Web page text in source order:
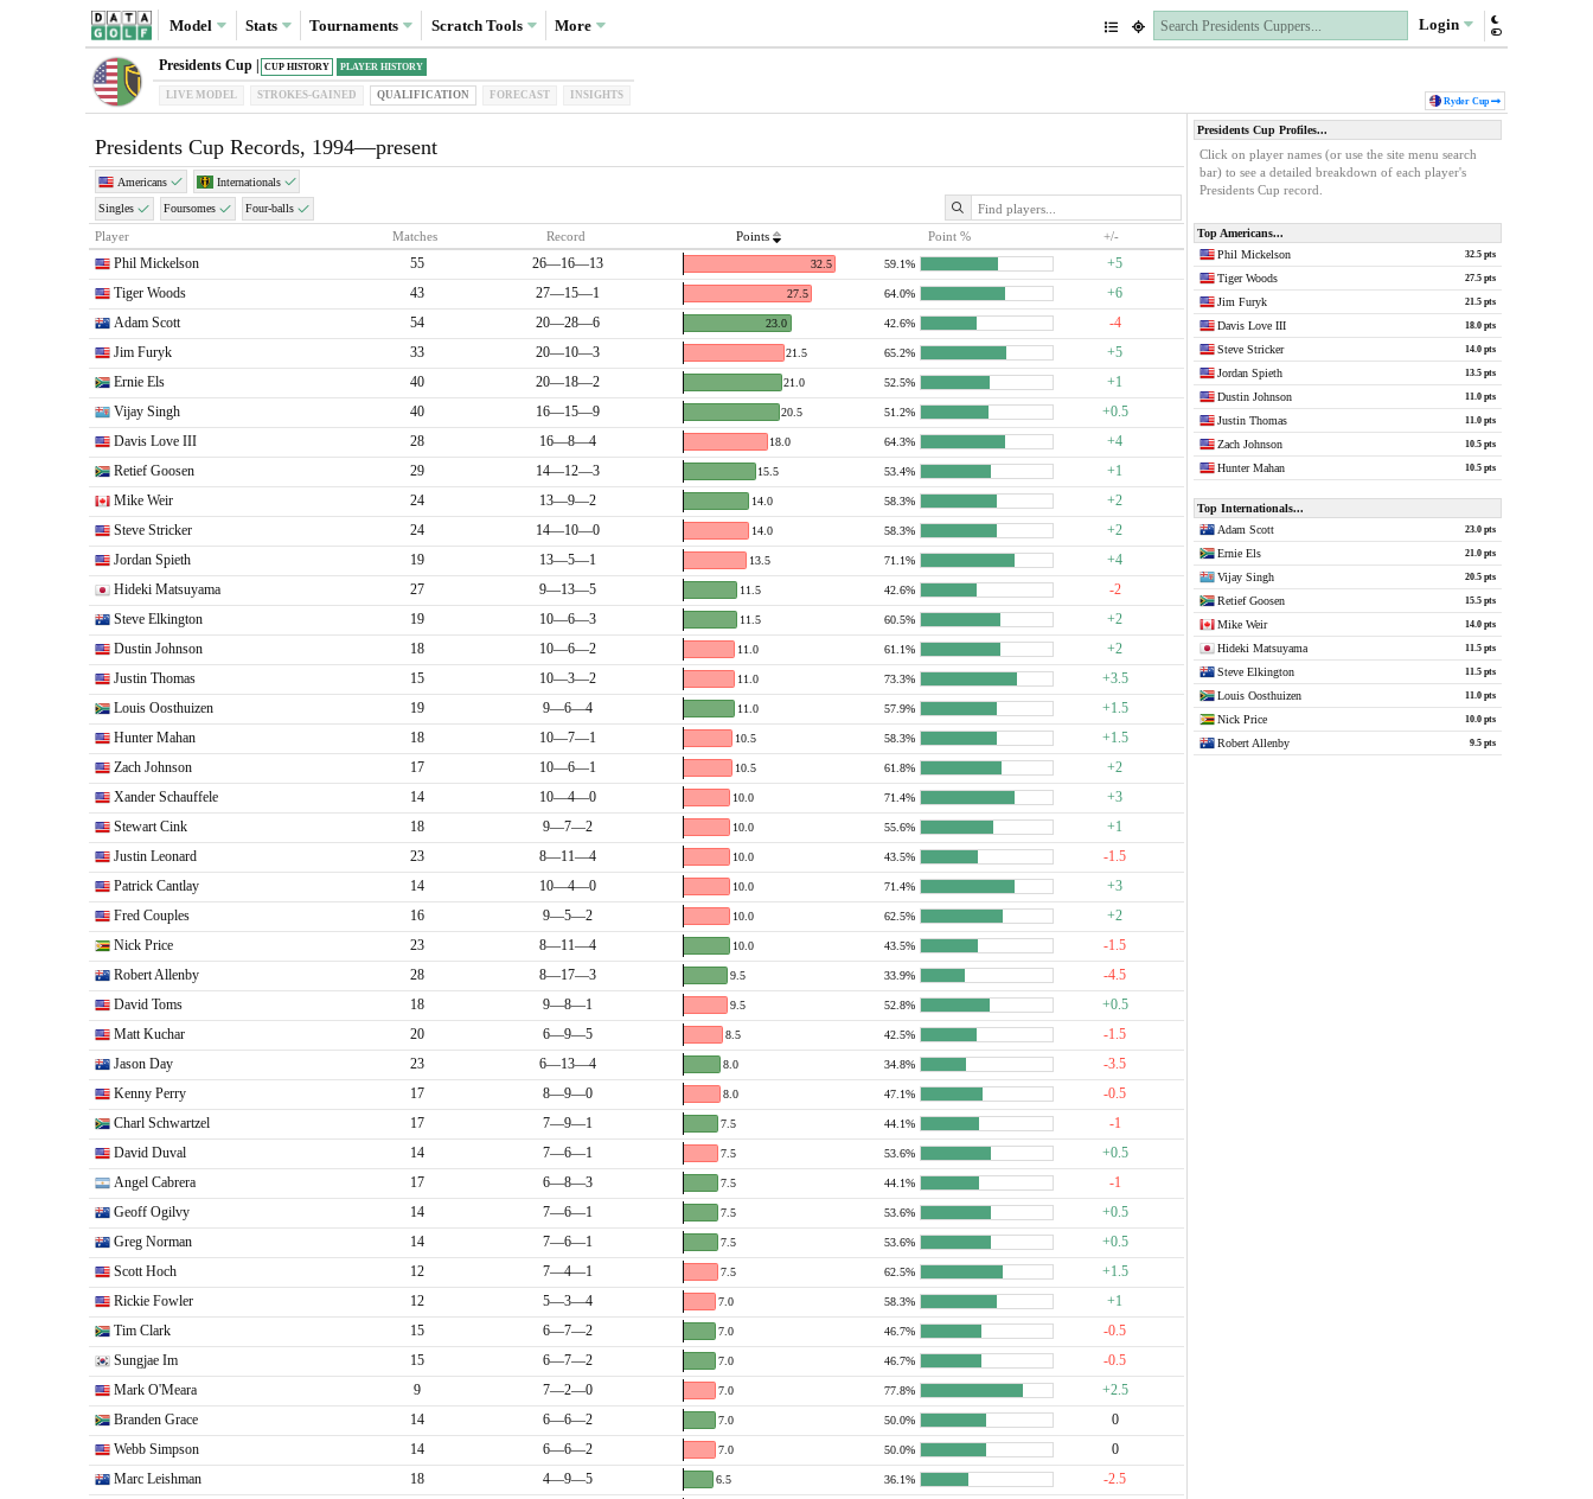
Model Stats Tournaments ScratchTools More Login
Ryder Cup
Presidents Cup | PLAYER HISTORY
CUP HISTORY
LIVE MODEL STROKES-GAINED QUALIFICATION FORECAST INSIGHTS
Presidents Cup Records, 1994—present
Americans Internationals
Singles Foursomes Four-balls
Player Matches Record Points Point % +/-
Phil Mickelson 55 26—16—13 32.5 59.1%
+5
Tiger Woods
43 27—15—1 27.5 64.0%
+6
Adam Scott
54 20—28—6 23.0 42.6%
-4
Jim Furyk
33 20—10—3 21.5 65.2%
+5
Ernie Els
40 20—18—2 21.0 52.5%
+1
Vijay Singh
40 16—15—9 20.5 51.2%
+0.5
Davis Love III
28 16—8—4 18.0 64.3%
+4
Retief Goosen
29 14—12—3 15.5 53.4%
+1
Mike Weir
24 13—9—2 14.0 58.3%
+2
Steve Stricker
24 14—10—0 14.0 58.3%
+2
Jordan Spieth
19 13—5—1 13.5 71.1%
+4
Hideki Matsuyama
27 9—13—5 11.5 42.6%
-2
Steve Elkington
19 10—6—3 11.5 60.5%
+2
Dustin Johnson
18 10—6—2 11.0 61.1%
+2
Justin Thomas
15 10—3—2 11.0 73.3%
+3.5
Louis Oosthuizen
19 9—6—4 11.0 57.9%
+1.5
Hunter Mahan
18 10—7—1 10.5 58.3%
+1.5
Zach Johnson
17 10—6—1 10.5 61.8%
+2
Xander Schauffele
14 10—4—0 10.0 71.4%
+3
Stewart Cink
18 9—7—2 10.0 55.6%
+1
Justin Leonard
23 8—11—4 10.0 43.5%
-1.5
Patrick Cantlay
14 10—4—0 10.0 71.4%
+3
Fred Couples
16 9—5—2 10.0 62.5%
+2
Nick Price
23 8—11—4 10.0 43.5%
-1.5
Robert Allenby
28 8—17—3 9.5 33.9%
-4.5
David Toms
18 9—8—1 9.5 52.8%
+0.5
Matt Kuchar
20 6—9—5 8.5 42.5%
-1.5
Jason Day
23 6—13—4 8.0 34.8%
-3.5
Kenny Perry
17 8—9—0 8.0 47.1%
-0.5
Charl Schwartzel
17 7—9—1 7.5 44.1%
-1
David Duval
14 7—6—1 7.5 53.6%
+0.5
Angel Cabrera
17 6—8—3 7.5 44.1%
-1
Geoff Ogilvy
14 7—6—1 7.5 53.6%
+0.5
Greg Norman
14 7—6—1 7.5 53.6%
+0.5
Scott Hoch
12 7—4—1 7.5 62.5%
+1.5
Rickie Fowler
12 5—3—4 7.0 58.3%
+1
Tim Clark
15 6—7—2 7.0 46.7%
-0.5
Sungjae Im
15 6—7—2 7.0 46.7%
-0.5
Mark O'Meara
9 7—2—0 7.0 77.8%
+2.5
Branden Grace
14 6—6—2 7.0 50.0%
0
Webb Simpson
14 6—6—2 7.0 50.0%
0
Marc Leishman
18 4—9—5 6.5 36.1%
-2.5
Presidents Cup Profiles...
Click on player names (or use the site menu search
bar) to see a detailed breakdown of each player's
Presidents Cup record.
Top Americans...
Phil Mickelson
32.5 pts
Tiger Woods 27.5 pts
Jim Furyk 21.5 pts
Davis Love III 18.0 pts
Steve Stricker 14.0 pts
Jordan Spieth 13.5 pts
Dustin Johnson 11.0 pts
Justin Thomas 11.0 pts
Zach Johnson 10.5 pts
Hunter Mahan 10.5 pts
Top Internationals...
Adam Scott
23.0 pts
Ernie Els 21.0 pts
Vijay Singh 20.5 pts
Retief Goosen 15.5 pts
Mike Weir 14.0 pts
Hideki Matsuyama 11.5 pts
Steve Elkington 11.5 pts
Louis Oosthuizen 11.0 pts
Nick Price 10.0 pts
Robert Allenby 9.5 pts